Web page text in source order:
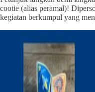
cootie (alias peramal)!
kegiatan berkumpul yang